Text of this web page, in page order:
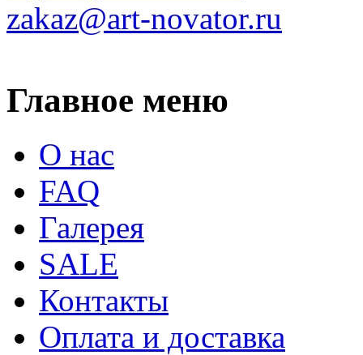
zakaz@art-novator.ru
Главное меню
О нас
FAQ
Галерея
SALE
Контакты
Оплата и доставка